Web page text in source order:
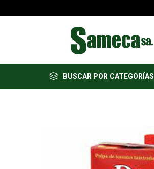
BUSCAR POR CATEGORÍAS